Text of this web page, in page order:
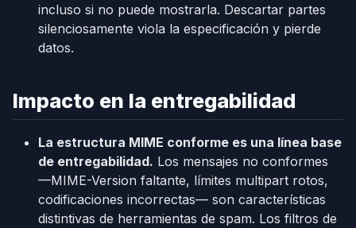
incluso si no puede mostrarla. Descartar partes
silenciosamente viola la especificación y pierde
datos.
Impacto en la entregabilidad
La estructura MIME conforme es una línea base
de entregabilidad. Los mensajes no conformes
—MIME-Version faltante, límites multipart rotos,
codificaciones incorrectas— son características
distintivas de herramientas de spam. Los filtros de